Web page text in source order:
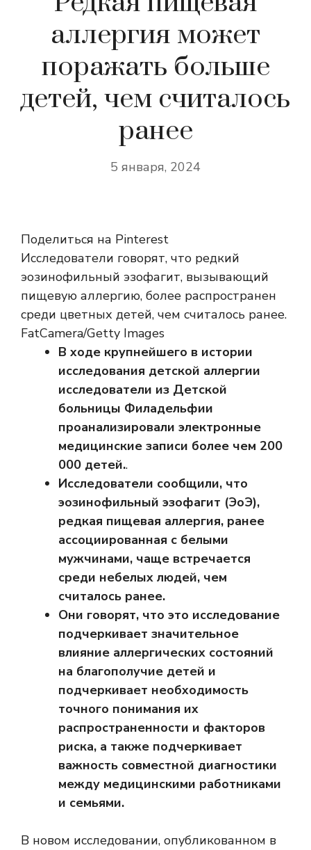
аллергия может
поражать больше
детей, чем считалось
ранее
5 января, 2024
Поделиться на Pinterest
Исследователи говорят, что редкий
эозинофильный эзофагит, вызывающий
пищевую аллергию, более распространен
среди цветных детей, чем считалось ранее.
FatCamera/Getty Images
В ходе крупнейшего в истории
исследования детской аллергии
исследователи из Детской
больницы Филадельфии
проанализировали электронные
медицинские записи более чем 200
000 детей..
Исследователи сообщили, что
эозинофильный эзофагит (ЭоЭ),
редкая пищевая аллергия, ранее
ассоциированная с белыми
мужчинами, чаще встречается
среди небелых людей, чем
считалось ранее.
Они говорят, что это исследование
подчеркивает значительное
влияние аллергических состояний
на благополучие детей и
подчеркивает необходимость
точного понимания их
распространенности и факторов
риска, а также подчеркивает
важность совместной диагностики
между медицинскими работниками
и семьями.
В новом исследовании, опубликованном в